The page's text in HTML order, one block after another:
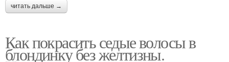
читать дальше →
Как покрасить седые волосы в
блондинку без желтизны.